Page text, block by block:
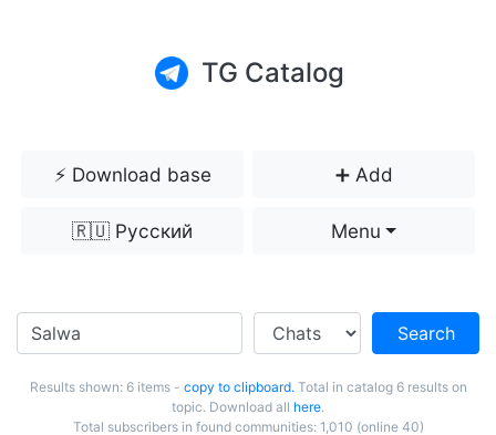
TG Catalog
⚡️ Download base ➕ Add
🇷🇺 Русский Menu
Search
Results shown: 6 items - copy to clipboard.Total in catalog 6 results on
topic. Download all here.
Total subscribers in found communities: 1,010 (online 40)